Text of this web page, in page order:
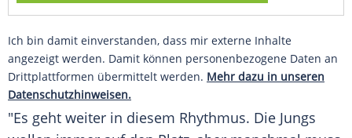
Ich bin damit einverstanden, dass mir externe Inhalte
angezeigt werden. Damit können personenbezogene Daten an
Drittplattformen übermittelt werden. Mehr dazu in unseren
Datenschutzhinweisen.
"Es geht weiter in diesem Rhythmus. Die Jungs